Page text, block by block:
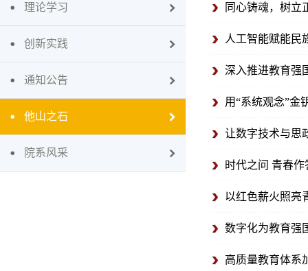
理论学习
创新实践
通知公告
他山之石
院系风采
同心铸魂，树立
人工智能赋能民
深入推进教育强
用“系统观念”金
让数字技术与思
时代之问 青春
以红色薪火照亮
数字化为教育强
高质量教育体系